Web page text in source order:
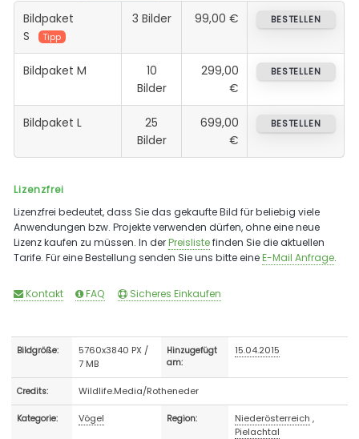
Bildpaket
S
Tipp
3 Bilder 99,00 € BESTELLEN
Bildpaket M
10
Bilder
299,00
€
BESTELLEN
Bildpaket L
25
Bilder
699,00
€
BESTELLEN
Lizenzfrei
Lizenzfrei bedeutet, dass Sie das gekaufte Bild für beliebig viele
Anwendungen bzw. Projekte verwenden dürfen, ohne eine neue
Lizenz kaufen zu müssen. In derPreislistefinden Sie die aktuellen
Tarife. Für eine Bestellung senden Sie uns bitte eineE-Mail Anfrage.
Kontakt FAQ Sicheres Einkaufen
Bildgröße:
5760x3840 PX /
7 MB
Hinzugefügt
am:
15.04.2015
Credits: Wildlife.Media/Rotheneder
Kategorie: Vögel Region: Niederösterreich ,
Pielachtal